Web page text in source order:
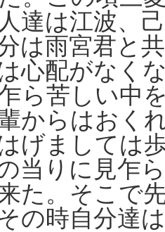
達は江波、
は雨宮君と
心配がなく
ら苦しい中
からはおく
げましては
当りに見乍
た。そこで
の時自分達